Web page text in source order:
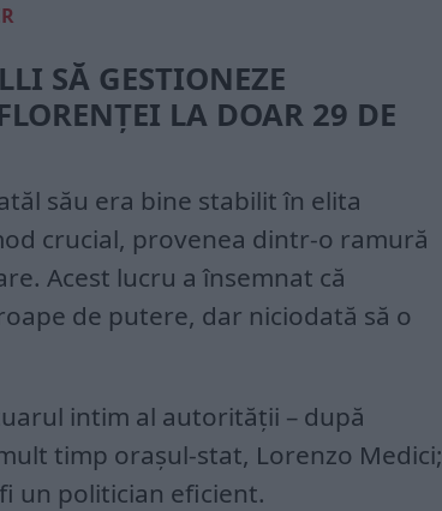
SĂ GESTIONEZE
LA DOAR 29 DE
său era bine stabilit în elita
crucial, provenea dintr-o ramură
Acest lucru a însemnat că
de putere, dar niciodată să o
intim al autorității – după
timp orașul-stat, Lorenzo Medici;
un politician eficient.